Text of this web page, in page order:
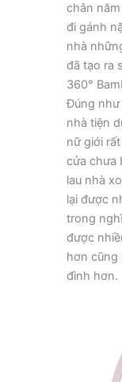
chân
đi gánh
nhà
đã tạo ra
360°
Đúng như
nhà tiện
nữ giới
cửa chưa
lau nhà
lại được
trong
được
hơn cũng
đình hơn.